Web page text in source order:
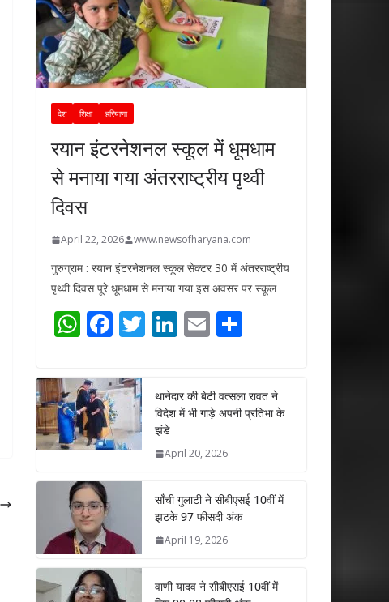
देश शिक्षा हरियाणा
रयान इंटरनेशनल स्कूल में धूमधाम
से मनाया गया अंतरराष्ट्रीय पृथ्वी
दिवस
April 22, 2026 www.newsofharyana.com
गुरुग्राम : रयान इंटरनेशनल स्कूल सेक्टर 30 में अंतरराष्ट्रीय
पृथ्वी दिवस पूरे धूमधाम से मनाया गया इस अवसर पर स्कूल
W
at
s
A
p
p
F
e
b
o
o
k
T
er
Li
e
dI
n
E
l e
थानेदार की बेटी वत्सला रावत ने
विदेश में भी गाड़े अपनी प्रतिभा के
झंडे
April 20, 2026
साँची गुलाटी ने सीबीएसई 10वीं में
झटके 97 फीसदी अंक
April 19, 2026
वाणी यादव ने सीबीएसई 10वीं में